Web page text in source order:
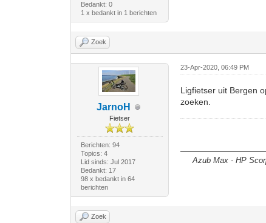
Bedankt: 0
1 x bedankt in 1 berichten
Zoek
JarnoH
Fietser
Berichten: 94
Topics: 4
Lid sinds: Jul 2017
Bedankt: 17
98 x bedankt in 64
berichten
23-Apr-2020, 06:49 PM
Ligfietser uit Bergen
zoeken.
Azub Max - HP
Zoek